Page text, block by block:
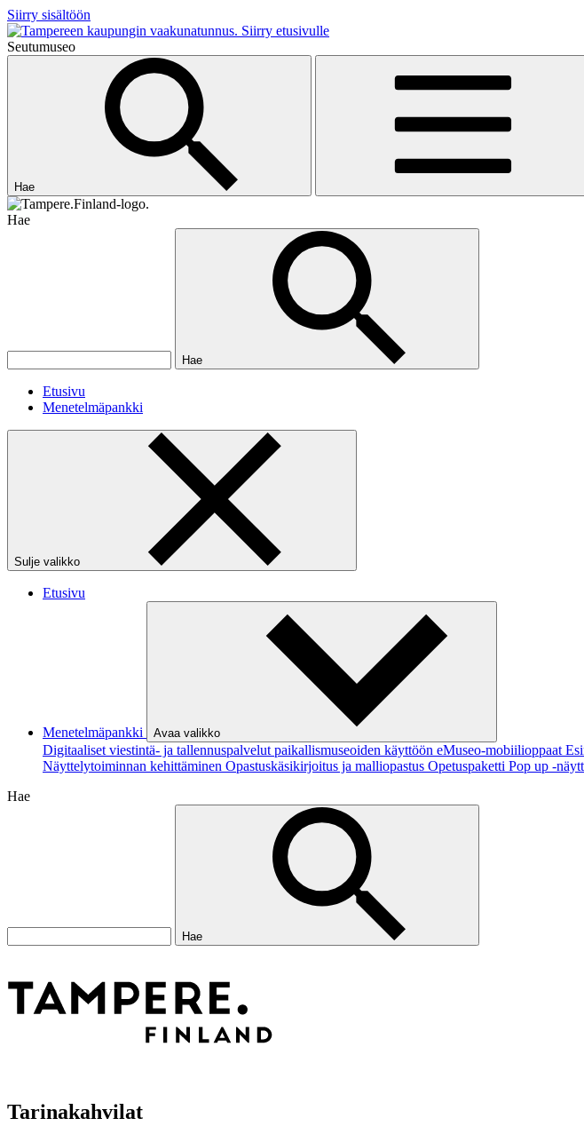
Siirry sisältöön
Siirry etusivulle
Seutumuseo
Hae
Hae
Hae
Etusivu
Menetelmäpankki
Sulje valikko
Etusivu
Menetelmäpankki Avaa valikko
Digitaaliset viestintä- ja tallennuspalvelut paikallismuseoiden käyttöön eMuseo-mobiilioppaat
Näyttelytoiminnan kehittäminen Opastuskäsikirjoitus ja malliopastus Opetuspaketti Pop up -
Hae
Hae
Tarinakahvilat